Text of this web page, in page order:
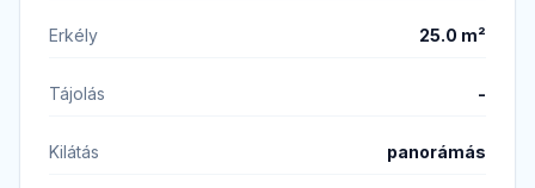
Erkély 25.0 m²
Tájolás -
Kilátás panorámás